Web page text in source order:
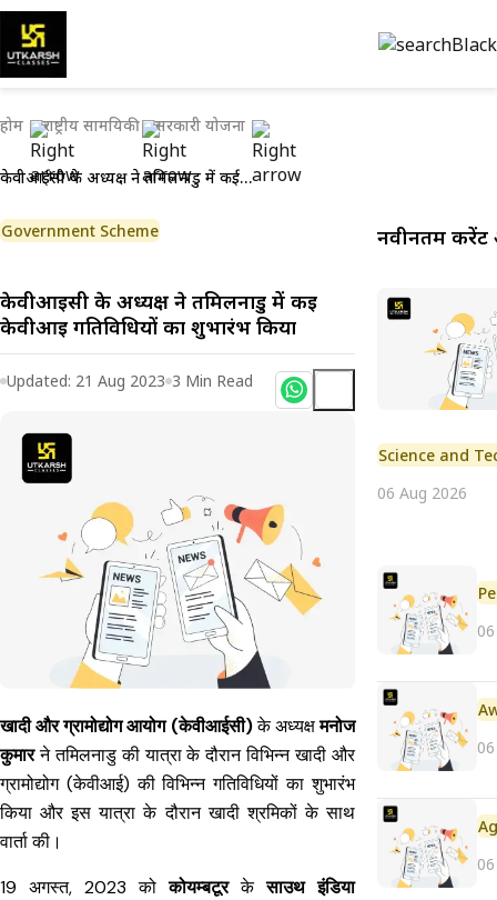
होम राष्ट्रीय सामयिकी सरकारी योजना
केवीआईसी के अध्यक्ष ने तमिलनाडु में कई केवीआई गतिविधियों का शुभारंभ किया
Government Scheme
केवीआईसी के अध्यक्ष ने तमिलनाडु में कई
केवीआई गतिविधियों का शुभारंभ किया
Updated: 21 Aug 2023 3 Min Read
खादी और ग्रामोद्योग आयोग (केवीआईसी)के अध्यक्षमनोज
कुमारने तमिलनाडु की यात्रा के दौरान विभिन्न खादी और
ग्रामोद्योग (केवीआई) की विभिन्न गतिविधियों का शुभारंभ
किया और इस यात्रा के दौरान खादी श्रमिकों के साथ
वार्ता की।
19 अगस्त, 2023 कोकोयम्बटूरकेसाउथ इंडिया
नवीनतम करेंट
Science and
06 Aug 2026